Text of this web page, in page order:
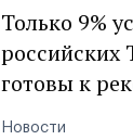
Только 9%
российских
готовы к
Новости